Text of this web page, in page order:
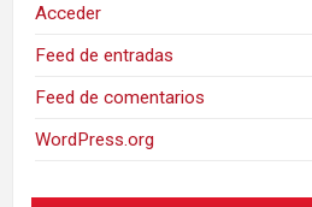
Acceder
Feed de entradas
Feed de comentarios
WordPress.org